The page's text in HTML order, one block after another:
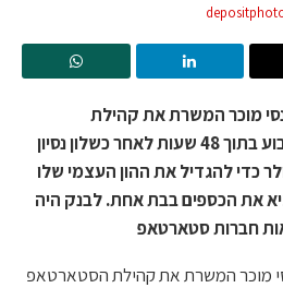
מוכר המשרת את קהילת
הסטארטאפ קרס בסוף השבוע בתוך 48 שעות לאחר כשלון נסיון
דולר כדי להגדיל את ההון העצמי שלו
את הכספים בבת אחת. לבנק היה
חברות סטארטאפ
מוכר המשרת את קהילת הסטארטאפ